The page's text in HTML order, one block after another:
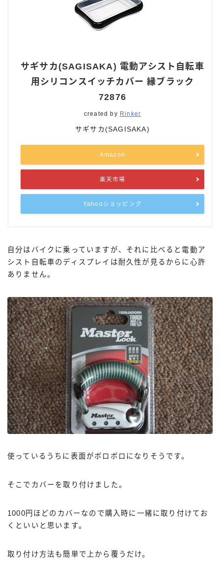
サギサカ(SAGISAKA) 電動アシスト自転車
用シリコンスイッチカバー 縁ブラック
72876
created by Rinker
サギサカ(SAGISAKA)
Amazon
楽天市場
Yahooショッピング
自分はバイクに乗っていますが、それに比べると電動ア
シスト自転車のディスプレイは耐久性が見るからに心許
ありません。
使っているうちに表面がボロボロになりそうです。
そこでカバーを取り付けました。
1000円ほどのカバーなので購入時に一緒に取り付けてお
くといいと思います。
取り付け方法も簡単で上から覆うだけ。